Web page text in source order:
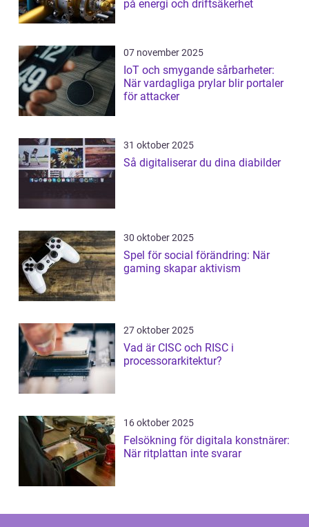
på energi och driftsäkerhet
07 november 2025
IoT och smygande sårbarheter:
När vardagliga prylar blir portaler
för attacker
31 oktober 2025
Så digitaliserar du dina diabilder
30 oktober 2025
Spel för social förändring: När
gaming skapar aktivism
27 oktober 2025
Vad är CISC och RISC i
processorarkitektur?
16 oktober 2025
Felsökning för digitala konstnärer:
När ritplattan inte svarar